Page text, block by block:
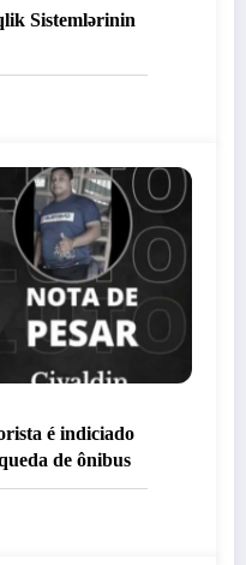
Sistemlərinin
é indiciado
de ônibus